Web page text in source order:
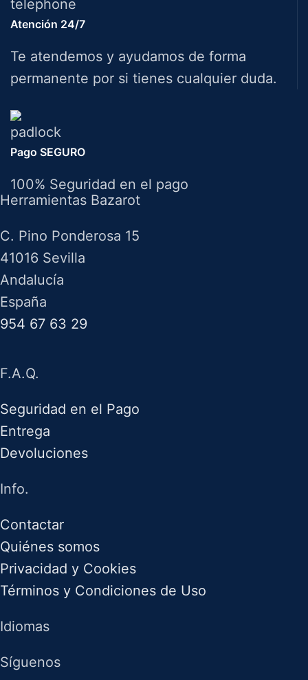
Atención 24/7
Te atendemos y ayudamos de forma
permanente por si tienes cualquier duda.
Pago SEGURO
100% Seguridad en el pago
Herramientas Bazarot
C. Pino Ponderosa 15
41016 Sevilla
Andalucía
España
954 67 63 29
F.A.Q.
Seguridad en el Pago
Entrega
Devoluciones
Info.
Contactar
Quiénes somos
Privacidad y Cookies
Términos y Condiciones de Uso
Idiomas
Síguenos